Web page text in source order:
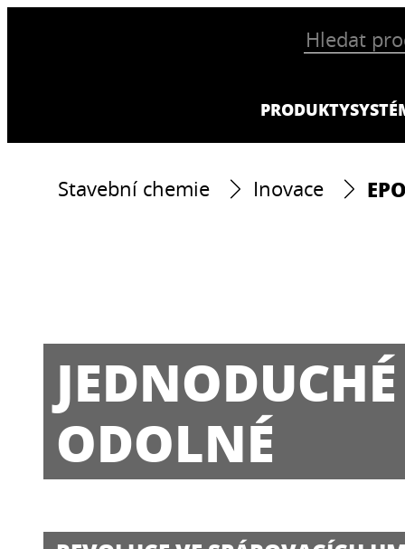
PRODUKTY
Stavební chemie Inovace
ODOLNÉ